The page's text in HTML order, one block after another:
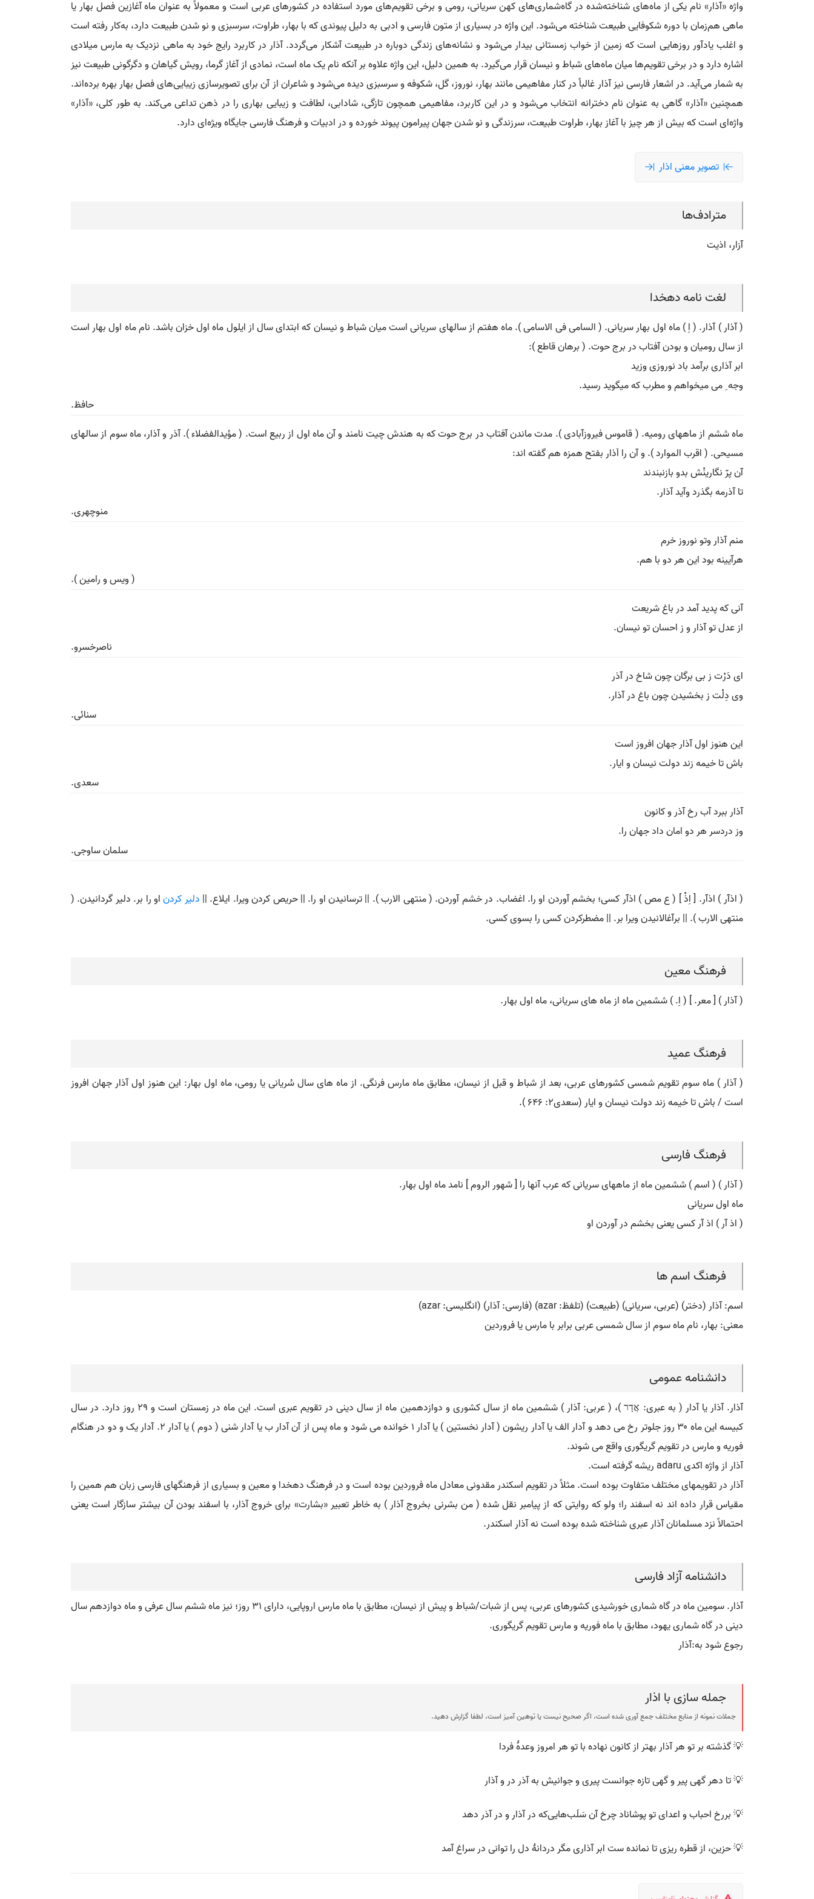
واژه «آذار» نام یکی از ماه‌های شناخته‌شده در گاه‌شماری‌های کهن سریانی، رومی و برخی تقویم‌های مورد استفاده در کشورهای عربی است و معمولاً به عنوان ماه آغازین فصل بهار یا
ماهی هم‌زمان با دوره شکوفایی طبیعت شناخته می‌شود. این واژه در بسیاری از متون فارسی و ادبی به دلیل پیوندی که با بهار، طراوت، سرسبزی و نو شدن طبیعت دارد، به‌کار رفته است
و اغلب یادآور روزهایی است که زمین از خواب زمستانی بیدار می‌شود و نشانه‌های زندگی دوباره در طبیعت آشکار می‌گردد. آذار در کاربرد رایج خود به ماهی نزدیک به مارس میلادی
اشاره دارد و در برخی تقویم‌ها میان ماه‌های شباط و نیسان قرار می‌گیرد. به همین دلیل، این واژه علاوه بر آنکه نام یک ماه است، نمادی از آغاز گرما، رویش گیاهان و دگرگونی طبیعت نیز
به شمار می‌آید. در اشعار فارسی نیز آذار غالباً در کنار مفاهیمی مانند بهار، نوروز، گل، شکوفه و سرسبزی دیده می‌شود و شاعران از آن برای تصویرسازی زیبایی‌های فصل بهار بهره برده‌اند.
همچنین «آذار» گاهی به عنوان نام دخترانه انتخاب می‌شود و در این کاربرد، مفاهیمی همچون تازگی، شادابی، لطافت و زیبایی بهاری را در ذهن تداعی می‌کند. به طور کلی، «آذار»
واژه‌ای است که بیش از هر چیز با آغاز بهار، طراوت طبیعت، سرزندگی و نو شدن جهان پیرامون پیوند خورده و در ادبیات و فرهنگ فارسی جایگاه ویژه‌ای دارد.
تصویر معنی اذار
مترادف‌ها
آزار، اذیت
لغت نامه دهخدا
( آذار ) آذار. ( اِ ) ماه اول بهار سریانی. ( السامی فی الاسامی ). ماه هفتم از سالهای سریانی است میان شباط و نیسان که ابتدای سال از ایلول ماه اول خزان باشد. نام ماه اول بهار است
از سال رومیان و بودن آفتاب در برج حوت. ( برهان قاطع ):
ابر آذاری برآمد باد نوروزی وزید
وجه ِ می میخواهم و مطرب که میگوید رسید.
حافظ.
ماه ششم از ماههای رومیه. ( قاموس فیروزآبادی ). مدت ماندن آفتاب در برج حوت که به هندش چیت نامند و آن ماه اول از ربیع است. ( مؤیدالفضلاء ). آذر و آذار، ماه سوم از سالهای
مسیحی. ( اقرب الموارد ). و آن را اَذار بفتح همزه هم گفته اند:
آن پرّ نگارینْش بدو بازنبندند
تا آذرمه بگذرد وآید آذار.
منوچهری.
منم آذار وتو نوروز خرم
هرآیینه بود این هر دو با هم.
( ویس و رامین ).
آنی که پدید آمد در باغ شریعت
از عدل تو آذار و ز احسان تو نیسان.
ناصرخسرو.
ای دَرْت ز بی برگان چون شاخ در آذر
وی دِلْت ز بخشیدن چون باغ در آذار.
سنائی.
این هنوز اول آذار جهان افروز است
باش تا خیمه زند دولت نیسان و ایار.
سعدی.
آذار ببرد آب رخ آذر و کانون
وز دردسر هر دو امان داد جهان را.
سلمان ساوجی.
( اذآر ) اذآر. [ اِذْ ] ( ع مص ) اذآر کسی؛ بخشم آوردن او را. اغضاب. در خشم آوردن. ( منتهی الارب ). || ترسانیدن او را. || حریص کردن ویرا. ایلاع. || دلیر کردناو را بر. دلیر گردانیدن. (
منتهی الارب ). || برآغالانیدن ویرا بر. || مضطرکردن کسی را بسوی کسی.
فرهنگ معین
( آذار ) [ معر. ] ( اِ. ) ششمین ماه از ماه های سریانی، ماه اول بهار.
فرهنگ عمید
( آذار ) ماه سوم تقویم شمسی کشورهای عربی، بعد از شباط و قبل از نیسان، مطابق ماه مارس فرنگی. از ماه های سال سُریانی یا رومی، ماه اول بهار: این هنوز اول آذار جهان افروز
است / باش تا خیمه زند دولت نیسان و ایار (سعدی۲: ۶۴۶ ).
فرهنگ فارسی
( آذار ) ( اسم ) ششمین ماه از ماههای سریانی که عرب آنها را [ شهور الروم ] نامد ماه اول بهار.
ماه اول سریانی
( اذ آر ) اذ آر کسی یعنی بخشم در آوردن او
فرهنگ اسم ها
اسم: آذار (دختر) (عربی، سریانی) (طبیعت) (تلفظ: azar) (فارسی: آذار) (انگلیسی: azar)
معنی: بهار، نام ماه سوم از سال شمسی عربی برابر با مارس یا فروردین
دانشنامه عمومی
آذار. آذار یا آدار ( به عبری: אֲדָר )، ( عربی: آذار ) ششمین ماه از سال کشوری و دوازدهمین ماه از سال دینی در تقویم عبری است. این ماه در زمستان است و ۲۹ روز دارد. در سال
کبیسه این ماه ۳۰ روز جلوتر رخ می دهد و آدار الف یا آدار ریشون ( آدار نخستین ) یا آدار ۱ خوانده می شود و ماه پس از آن آدار ب یا آدار شنی ( دوم ) یا آدار ۲. آدار یک و دو در هنگام
فوریه و مارس در تقویم گریگوری واقع می شوند.
آذار از واژه اکدی adaru ریشه گرفته است.
آذار در تقویمهای مختلف متفاوت بوده است. مثلاً در تقویم اسکندر مقدونی معادل ماه فروردین بوده است و در فرهنگ دهخدا و معین و بسیاری از فرهنگهای فارسی زبان هم همین را
مقیاس قرار داده اند نه اسفند را؛ ولو که روایتی که از پیامبر نقل شده ( من بشرنی بخروج آذار ) به خاطر تعبیر «بشارت» برای خروج آذار، با اسفند بودن آن بیشتر سازگار است یعنی
احتمالاً نزد مسلمانان آذار عبری شناخته شده بوده است نه آذار اسکندر.
دانشنامه آزاد فارسی
آذار. سومین ماه در گاه شماری خورشیدی کشورهای عربی، پس از شبات/شباط و پیش از نیسان، مطابق با ماه مارس اروپایی، دارای ۳۱ روز؛ نیز ماه ششم سال عرفی و ماه دوازدهم سال
دینی در گاه شماری یهود، مطابق با ماه فوریه و مارس تقویم گریگوری.
رجوع شود به:آذار
جمله سازی با اذار
جملات نمونه از منابع مختلف جمع آوری شده است، اگر صحیح نیست یا توهین آمیز است، لطفا گزارش دهید.
💡 گذشته بر تو هر آذار بهتر از کانون نهاده با تو هر امروز وعدهٔ فردا
💡 تا دهر گهی پیر و گهی تازه جوانست پیری و جوانیش به آذر در و آذار
💡 بررخ احباب و اعدای تو پوشاناد چرخ آن سَلَب‌هایی‌که در آذار و در آذر دهد
💡 حزین، از قطره ریزی تا نمانده ست ابر آذاری مگر دردانهٔ دل را توانی در سراغ آمد